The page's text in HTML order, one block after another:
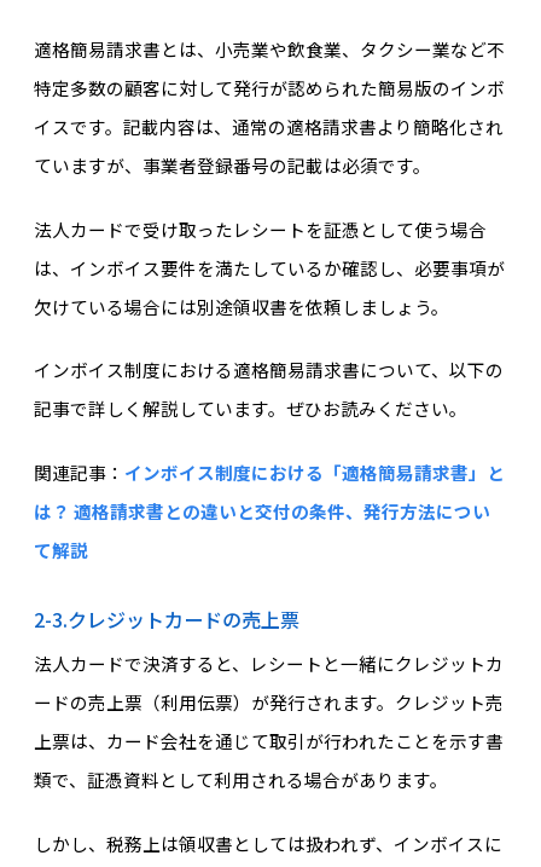
適格簡易請求書とは、小売業や飲食業、タクシー業など不
特定多数の顧客に対して発行が認められた簡易版のインボ
イスです。記載内容は、通常の適格請求書より簡略化され
ていますが、事業者登録番号の記載は必須です。
法人カードで受け取ったレシートを証憑として使う場合
は、インボイス要件を満たしているか確認し、必要事項が
欠けている場合には別途領収書を依頼しましょう。
インボイス制度における適格簡易請求書について、以下の
記事で詳しく解説しています。ぜひお読みください。
関連記事： インボイス制度における「適格簡易請求書」と
は？ 適格請求書との違いと交付の条件、発行方法につい
て解説
2-3.クレジットカードの売上票
法人カードで決済すると、レシートと一緒にクレジットカ
ードの売上票（利用伝票）が発行されます。クレジット売
上票は、カード会社を通じて取引が行われたことを示す書
類で、証憑資料として利用される場合があります。
しかし、税務上は領収書としては扱われず、インボイスに